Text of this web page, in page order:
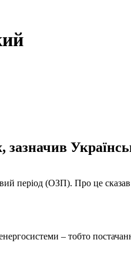
період (ОЗП). Про це
– тобто